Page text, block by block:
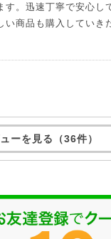
す。迅速丁寧で安心し
い商品も購入していき
ーを見る（36件）